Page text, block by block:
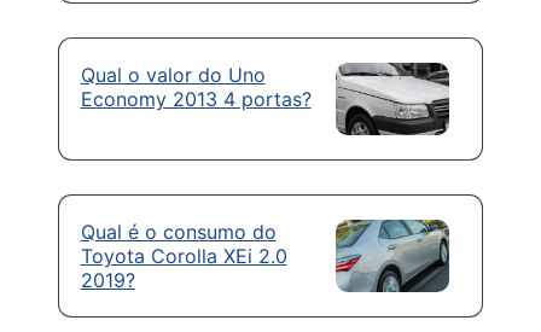
Qual o valor do Uno
Economy 2013 4 portas?
Qual é o consumo do
Toyota Corolla XEi 2.0
2019?